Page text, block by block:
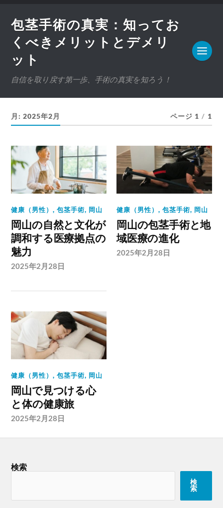
包茎手術の真実：知ってお
くべきメリットとデメリ
ット
自信を取り戻す第一歩、手術の真実を知ろう！
月:2025年2月 ページ 1 / 1
健康（男性）,包茎手術, 岡山
岡山の自然と文化が
調和する医療拠点の
魅力
2025年2月28日
健康（男性）,包茎手術, 岡山
岡山の包茎手術と地
域医療の進化
2025年2月28日
健康（男性）,包茎手術, 岡山
岡山で見つける心
と体の健康旅
2025年2月28日
検索
検
索